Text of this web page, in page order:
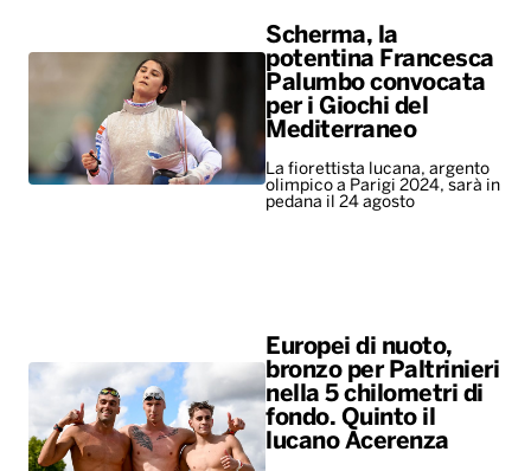
Scherma, la
potentina Francesca
Palumbo convocata
per i Giochi del
Mediterraneo
La fiorettista lucana, argento
olimpico a Parigi 2024, sarà in
pedana il 24 agosto
Europei di nuoto,
bronzo per Paltrinieri
nella 5 chilometri di
fondo. Quinto il
lucano Acerenza